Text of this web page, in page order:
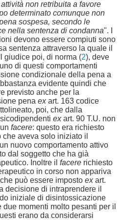
non retribuita a favore
determinato comunque non
sospesa, secondo le
nella sentenza di condanna". I
devono essere compiuti sono
sentenza attraverso la quale il
giudice poi, di norma (2), deve
di questi comportamenti
condizionale della pena a
evidente quindi che
previsto anche per la
pena exart. 163 codice
poi, che dalla
exart. 90 T.U. non
facere: questo era richiesto
aveva solo iniziato il
nuovo comportamento attivo
dal soggetto che ha già
Inoltre il facere richiesto
in corso non appariva
può essere imposto exart.
decisione di intraprendere il
iniziale di disintossicazione
momenti molto pesanti per il
erano da considerarsi